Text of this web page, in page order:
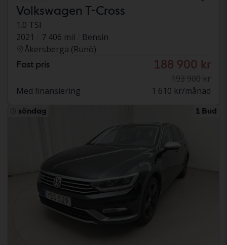
Volkswagen T-Cross
1.0 TSI
2021
7 406 mil
Bensin
Åkersberga (Runö)
Fast pris 188 900 kr
193 900 kr
Med finansiering
1 610 kr/månad
söndag 1 Bud